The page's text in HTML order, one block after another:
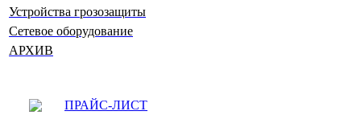
Устройства грозозащиты
Сетевое оборудование
АРХИВ
ПРАЙС-ЛИСТ